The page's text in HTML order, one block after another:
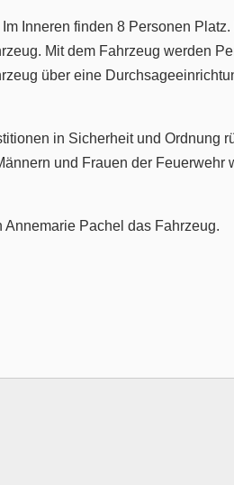
Inneren finden 8 Personen
Mit dem Fahrzeug werden
über eine
in Sicherheit und Ordnung
und Frauen der Feuerwehr
Pachel das Fahrzeug.